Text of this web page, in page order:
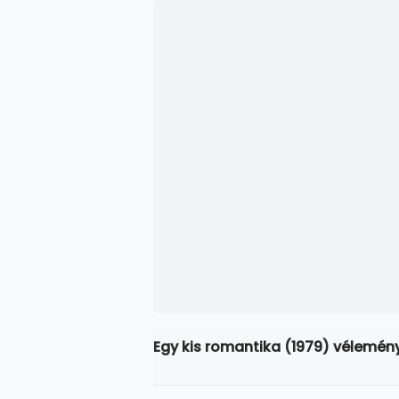
Egy kis romantika (1979)